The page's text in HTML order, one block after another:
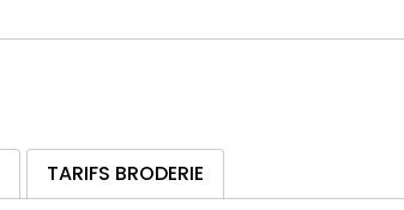
TARIFS BRODERIE